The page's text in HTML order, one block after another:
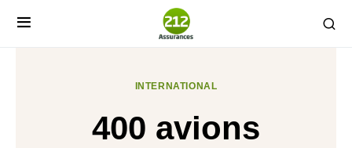
INTERNATIONAL
400 avions